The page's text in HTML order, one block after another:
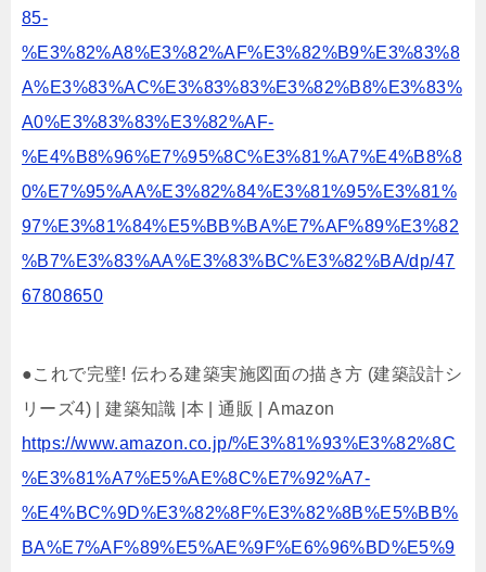
85-
%E3%82%A8%E3%82%AF%E3%82%B9%E3%83%8
A%E3%83%AC%E3%83%83%E3%82%B8%E3%83%
A0%E3%83%83%E3%82%AF-
%E4%B8%96%E7%95%8C%E3%81%A7%E4%B8%8
0%E7%95%AA%E3%82%84%E3%81%95%E3%81%
97%E3%81%84%E5%BB%BA%E7%AF%89%E3%82
%B7%E3%83%AA%E3%83%BC%E3%82%BA/dp/47
67808650
●これで完璧! 伝わる建築実施図面の描き方 (建築設計シ
リーズ4) | 建築知識 |本 | 通販 | Amazon
https://www.amazon.co.jp/%E3%81%93%E3%82%8C
%E3%81%A7%E5%AE%8C%E7%92%A7-
%E4%BC%9D%E3%82%8F%E3%82%8B%E5%BB%
BA%E7%AF%89%E5%AE%9F%E6%96%BD%E5%9